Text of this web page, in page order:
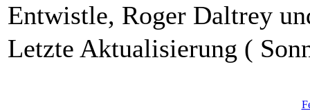
Entwistle, Roger Daltrey
Letzte Aktualisierung (